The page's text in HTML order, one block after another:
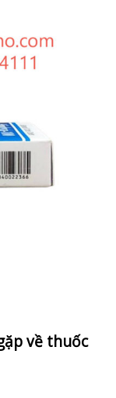
về thuốc